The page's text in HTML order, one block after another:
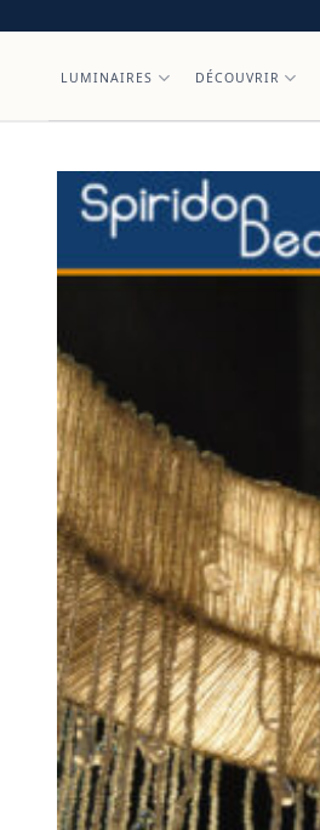
contentLUMINAIRES DÉCOUVRIR